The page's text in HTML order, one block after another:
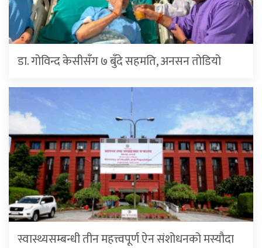
डा. गोविन्द केसीसँग ७ बुँदे सहमति, अनसन तोडियो
स्वास्थ्यसम्बन्धी तीन महत्त्वपूर्ण ऐन संशोधनको मस्यौदा